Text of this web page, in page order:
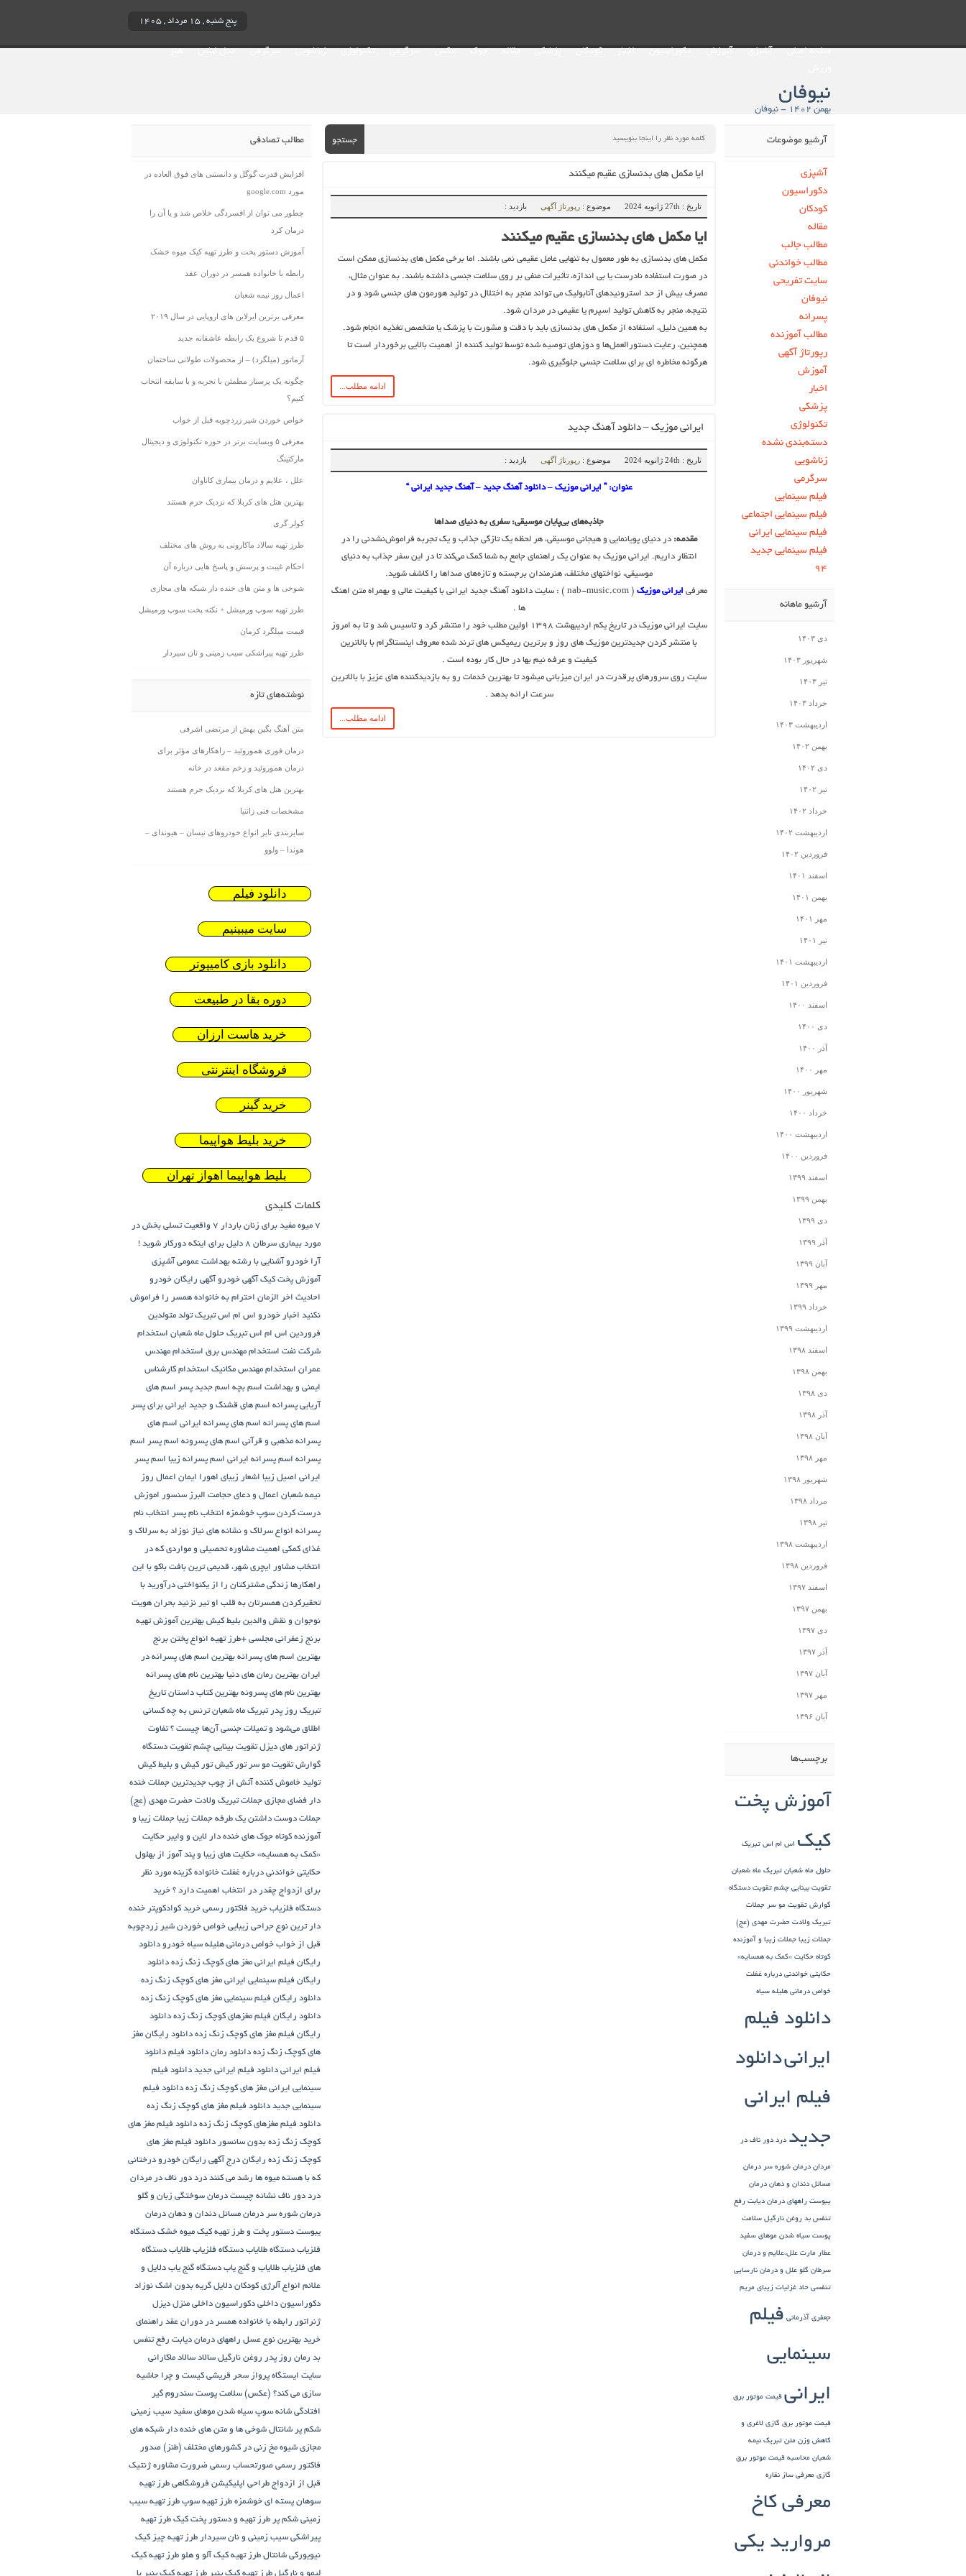
پنج شنبه , ۱۵ مرداد , ۱۴۰۵
نیوفان
بهمن ۱۴۰۲ - نیوفان
جستجو
ایا مکمل های بدنسازی عقیم میکنند
تاریخ : 27th ژانویه 2024 موضوع : رپورتاژ آگهی بازدید :
ایا مکمل های بدنسازی عقیم میکنند
مکمل ‌های بدنسازی به طور معمول به تنهایی عامل عقیمی نمی ‌باشند. اما برخی مکمل ‌های بدنسازی ممکن است
در صورت استفاده نادرست یا بی ‌اندازه، تأثیرات منفی بر روی سلامت جنسی داشته باشند. به عنوان مثال،
مصرف بیش از حد استروئیدهای آنابولیک می‌ تواند منجر به اختلال در تولید هورمون ‌های جنسی شود و در
نتیجه، منجر به کاهش تولید اسپرم یا عقیمی در مردان شود.
به همین دلیل، استفاده از مکمل ‌های بدنسازی باید با دقت و مشورت با پزشک یا متخصص تغذیه انجام شود.
همچنین، رعایت دستورالعمل‌ها و دوزهای توصیه شده توسط تولید کننده از اهمیت بالایی برخوردار است تا
هرگونه مخاطره ‌ای برای سلامت جنسی جلوگیری شود.
ادامه مطلب...
ایرانی موزیک – دانلود آهنگ جدید
تاریخ : 24th ژانویه 2024 موضوع : رپورتاژ آگهی بازدید :
عنوان: ” ایرانی موزیک – دانلود آهنگ جدید – آهنگ جدید ایرانی “
جاذبه‌های بی‌پایان موسیقی: سفری به دنیای صداها
مقدمه: در دنیای پویانمایی و هیجانی موسیقی، هر لحظه یک تازگی جذاب و یک تجربه فراموش‌نشدنی را در
انتظار داریم. ایرانی موزیک به عنوان یک راهنمای جامع به شما کمک می‌کند تا در این سفر جذاب به دنیای
موسیقی، نواختهای مختلف، هنرمندان برجسته و تازه‌های صداها را کاشف شوید.
معرفی ایرانی موزیک
( nab-music.com ) : سایت دانلود آهنگ جدید ایرانی با کیفیت عالی و بهمراه متن اهنگ
ها .
سایت ایرانی موزیک در تاریخ یکم اردیبهشت ۱۳۹۸ اولین مطلب خود را منتشر کرد و تاسیس شد و تا به امروز
با منتشر کردن جدیدترین موزیک های روز و برترین ریمیکس های ترند شده معروف اینستاگرام با بالاترین
کیفیت و عرفه نیم بها در حال کار بوده است .
سایت روی سرورهای پرقدرت در ایران میزبانی میشود تا بهترین خدمات رو به بازدیدکننده های عزیز با بالاترین
سرعت ارائه بدهد .
ادامه مطلب...
آرشیو موضوعات
آشپزی
دکوراسیون
کودکان
مقاله
مطالب جالب
مطالب خواندنی
سایت تفریحی
نیوفان
پسرانه
مطالب آموزنده
رپورتاژ آگهی
آموزش
اخبار
پزشکی
تکنولوژی
دسته‌بندی نشده
زناشویی
سرگرمی
فیلم سینمایی
فیلم سینمایی اجتماعی
فیلم سینمایی ایرانی
فیلم سینمایی جدید
۹۴
آرشیو ماهانه
دی ۱۴۰۳
شهریور ۱۴۰۳
تیر ۱۴۰۳
خرداد ۱۴۰۳
اردیبهشت ۱۴۰۳
بهمن ۱۴۰۲
دی ۱۴۰۲
تیر ۱۴۰۲
خرداد ۱۴۰۲
اردیبهشت ۱۴۰۲
فروردین ۱۴۰۲
اسفند ۱۴۰۱
بهمن ۱۴۰۱
مهر ۱۴۰۱
تیر ۱۴۰۱
اردیبهشت ۱۴۰۱
فروردین ۱۴۰۱
اسفند ۱۴۰۰
دی ۱۴۰۰
آذر ۱۴۰۰
مهر ۱۴۰۰
شهریور ۱۴۰۰
خرداد ۱۴۰۰
اردیبهشت ۱۴۰۰
فروردین ۱۴۰۰
اسفند ۱۳۹۹
بهمن ۱۳۹۹
دی ۱۳۹۹
آذر ۱۳۹۹
آبان ۱۳۹۹
مهر ۱۳۹۹
خرداد ۱۳۹۹
اردیبهشت ۱۳۹۹
اسفند ۱۳۹۸
بهمن ۱۳۹۸
دی ۱۳۹۸
آذر ۱۳۹۸
آبان ۱۳۹۸
مهر ۱۳۹۸
شهریور ۱۳۹۸
مرداد ۱۳۹۸
تیر ۱۳۹۸
اردیبهشت ۱۳۹۸
فروردین ۱۳۹۸
اسفند ۱۳۹۷
بهمن ۱۳۹۷
دی ۱۳۹۷
آذر ۱۳۹۷
آبان ۱۳۹۷
مهر ۱۳۹۷
آبان ۱۳۹۶
برچسب‌ها
آموزش پخت
کیک اس ام اس تبریک
حلول ماه شعبان تبریک ماه شعبان
تقویت بینایی چشم تقویت دستگاه
گوارش تقویت مو سر جملات
تبریک ولادت حضرت مهدی (عج)
جملات زیبا جملات زیبا و آموزنده
کوتاه حکایت «کمک به همسایه»
حکایتی خواندنی درباره غفلت
خواص درمانی هلیله سیاه
دانلود فیلم
ایرانیدانلود
فیلم ایرانی
جدید درد دور ناف در
مردان درمان شوره سر درمان
مسائل دندان و دهان درمان
یبوست راههای درمان دیابت رفع
تنفس بد روغن نارگیل سلامت
پوست سیاه شدن موهای سفید
عطار مارت علل،علایم و درمان
سرطان گلو علل و درمان نارسایی
تنفسی حاد غزلیات زیبای مریم
جعفری آذرمانی فیلم
سینمایی
ایرانی قیمت موتور برق
قیمت موتور برق گازی لاغری و
کاهش وزن متن تبریک نیمه
شعبان محاسبه قیمت موتور برق
گازی معرفی ساز نقاره
معرفی کاخ
مروارید یکی
مطالب تصادفی
افزایش قدرت گوگل و دانستنی های فوق العاده در
مورد google.com
چطور می توان از افسردگی خلاص شد و یا آن را
درمان کرد
آموزش دستور پخت و طرز تهیه کیک میوه خشک
رابطه با خانواده همسر در دوران عقد
اعمال روز نیمه شعبان
معرفی برترین ایرلاین های اروپایی در سال ۲۰۱۹
۵ قدم تا شروع یک رابطه عاشقانه جدید
آرماتور (میلگرد) – از محصولات طولانی ساختمان
چگونه یک پرستار مطمئن با تجربه و با سابقه انتخاب
کنیم؟
خواص خوردن شیر زردچوبه قبل از خواب
معرفی ۵ وبسایت برتر در حوزه تکنولوژی و دیجیتال
مارکتینگ
علل ، علایم و درمان بیماری کاناوان
بهترین هتل های کربلا که نزدیک حرم هستند
کولر گری
طرز تهیه سالاد ماکارونی به روش های مختلف
احکام غیبت و پرسش و پاسخ هایی درباره آن
شوخی ها و متن های خنده دار شبکه های مجازی
طرز تهیه سوپ ورمیشل + نکته پخت سوپ ورمیشل
قیمت میلگرد کرمان
طرز تهیه پیراشکی سیب زمینی و نان سیردار
نوشته‌های تازه
متن آهنگ بگین بهش از مرتضی اشرفی
درمان فوری هموروئید – راهکارهای مؤثر برای
درمان هموروئید و زخم مقعد در خانه
بهترین هتل های کربلا که نزدیک حرم هستند
مشخصات فنی زانتیا
سایزبندی تایر انواع خودروهای نیسان – هیوندای –
هوندا – ولوو
دانلود فیلم
سایت میبینیم
دانلود بازی کامیپوتر
دوره بقا در طبیعت
خرید هاست ارزان
فروشگاه اینترنتی
خرید گینر
خرید بلیط هواپیما
بلیط هواپیما اهواز تهران
کلمات کلیدی
7 میوه مفید برای زنان باردار
7 واقعیت تسلی بخش در
مورد بیماری سرطان 8 دلیل برای اینکه دورکار شوید !
آرا خودرو آشنایی با رشته بهداشت عمومی آشپزی
آموزش پخت کیک آگهی خودرو آگهی رایگان خودرو
احادیث اخر الزمان احترام به خانواده همسر را فراموش
نکنید اخبار خودرو اس ام اس تبریک تولد متولدین
فروردین اس ام اس تبریک حلول ماه شعبان استخدام
شرکت نفت استخدام مهندس برق استخدام مهندس
عمران استخدام مهندس مکانیک استخدام کارشناس
ایمنی و بهداشت اسم بچه اسم جدید پسر اسم های
آریایی پسرانه اسم های قشنگ و جدید ایرانی برای پسر
اسم های پسرانه اسم های پسرانه ایرانی اسم های
پسرانه مذهبی و قرآنی اسم های پسرونه اسم پسر اسم
پسرانه اسم پسرانه ایرانی اسم پسرانه زیبا اسم پسر
ایرانی اصیل زیبا اشعار زیبای اهورا ایمان اعمال روز
نیمه شعبان اعمال و دعای حجامت البرز سنسور اموزش
درست کردن سوپ خوشمزه انتخاب نام پسر انتخاب نام
پسرانه انواع سرلاک و نشانه های نیاز نوزاد به سرلاک و
غذای کمکی اهمیت مشاوره تحصیلی و مواردی که در
انتخاب مشاور ایچری شهر، قدیمی ترین بافت باکو با این
راهکارها زندگی مشترکتان را از یکنواختی درآورید با
تحقیرکردن همسرتان به قلب او تیر نزنید بحران هویت
نوجوان و نقش والدین بلیط کیش بهترین آموزش تهیه
برنج زعفرانی مجلسی +طرز تهیه انواع پختن برنج
بهترین اسم های پسرانه بهترین اسم های پسرانه در
ایران بهترین رمان های دنیا بهترین نام های پسرانه
بهترین نام های پسرونه بهترین کتاب داستان تاریخ
تبریک روز پدر تبریک ماه شعبان ترنس به چه کسانی
اطلاق می‌شود و تمیلات جنسی آن‌ها چیست ؟ تفاوت
ژنراتور های دیزل تقویت بینایی چشم تقویت دستگاه
گوارش تقویت مو سر تور کیش تور کیش و بلیط کیش
تولید خاموش کننده آتش از چوب جدیدترین جملات خنده
دار فضای مجازی جملات تبریک ولادت حضرت مهدی (عج)
جملات دوست داشتن یک طرفه جملات زیبا جملات زیبا و
آموزنده کوتاه جوک های خنده دار لاین و وایبر حکایت
«کمک به همسایه» حکایت های زیبا و پند آموز از بهلول
حکایتی خواندنی درباره غفلت خانواده گزینه مورد نظر
برای ازدواج چقدر در انتخاب اهمیت دارد ؟ خرید
دستگاه فلزیاب خرید فاکتور رسمی خرید کوادکوپتر خنده
دار ترین نوع جراحی زیبایی خواص خوردن شیر زردچوبه
قبل از خواب خواص درمانی هلیله سیاه خودرو دانلود
رایگان فیلم ایرانی مغز های کوچک زنگ زده دانلود
رایگان فیلم سینمایی ایرانی مغز های کوچک زنگ زده
دانلود رایگان فیلم سینمایی مغز های کوچک زنگ زده
دانلود رایگان فیلم مغزهای کوچک زنگ زده دانلود
رایگان فیلم مغز های کوچک زنگ زده دانلود رایگان مغز
های کوچک زنگ زده دانلود رمان دانلود فیلم دانلود
فیلم ایرانی دانلود فیلم ایرانی جدید دانلود فیلم
سینمایی ایرانی مغز های کوچک زنگ زده دانلود فیلم
سینمایی جدید دانلود فیلم مغز های کوچک زنگ زده
دانلود فیلم مغزهای کوچک زنگ زده دانلود فیلم مغز های
کوچک زنگ زده بدون سانسور دانلود فیلم مغز های
کوچک زنگ زده رایگان درج آگهی رایگان خودرو درختانی
که با هسته میوه ها رشد می کنند درد دور ناف در مردان
درد دور ناف نشانه چیست درمان سوختگی زبان و گلو
درمان شوره سر درمان مسائل دندان و دهان درمان
یبوست دستور پخت و طرز تهیه کیک میوه خشک دستگاه
فلزیاب دستگاه‌ طلایاب دستگاه‌ فلزیاب طلایاب دستگاه‌
های فلزیاب طلایاب و گنج‌ یاب دستگاه‌ گنج‌ یاب دلایل و
علائم انواع آلرژی کودکان دلایل گریه بدون اشک نوزاد
دکوراسیون داخلی دکوراسیون داخلی منزل دیزل
ژنراتور رابطه با خانواده همسر در دوران عقد راهنمای
خرید بهترین نوع عسل راههای درمان دیابت رفع تنفس
بد رمان روز پدر روغن نارگیل سالاد سالاد ماکارانی
سایت ایستگاه پرواز سحر قریشی کیست و چرا حاشیه
سازی می کند؟ (عکس) سلامت پوست سندروم گیر
افتادگی شانه سوپ سیاه شدن موهای سفید سیب زمینی
شکم پر شانتال شوخی ها و متن های خنده دار شبکه های
مجازی شیوه مخ زنی در کشورهای مختلف (طنز) صدور
فاکتور رسمی صورتحساب رسمی ضرورت مشاوره ژنتیک
قبل از ازدواج طراحی اپلیکیشن فروشگاهی طرز تهیه
سوهان پسته ای خوشمزه طرز تهیه سوپ طرز تهیه سیب
زمینی شکم پر طرز تهیه و دستور پخت کیک طرز تهیه
پیراشكی سيب زمينی و نان سیردار طرز تهیه چیز کیک
نیویورکی شانتال طرز تهیه کیک آلو و هلو طرز تهیه کیک
لیمو و نارگیل طرز تهیه کیک پنیر طرز تهیه کیک پنیر با